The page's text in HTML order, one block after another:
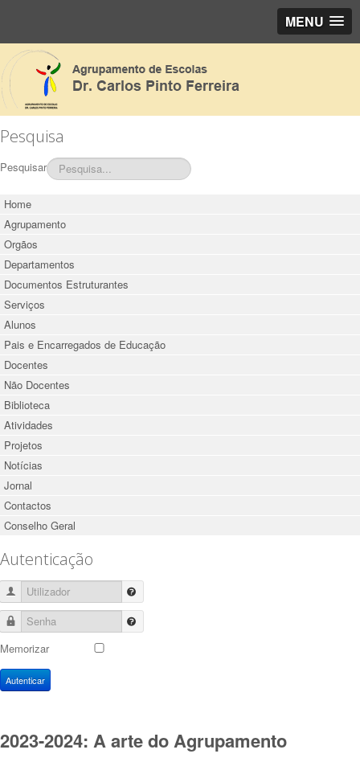
MENU
Pesquisa
Pesquisar
Home
Agrupamento
Orgãos
Departamentos
Documentos Estruturantes
Serviços
Alunos
Pais e Encarregados de Educação
Docentes
Não Docentes
Biblioteca
Atividades
Projetos
Notícias
Jornal
Contactos
Conselho Geral
Autenticação
Utilizador
Senha
Memorizar
Autenticar
2023-2024: A arte do Agrupamento